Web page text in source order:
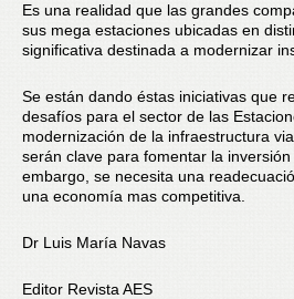
Es una realidad que las grandes
sus mega estaciones ubicadas en
significativa destinada a modernizar
Se están dando éstas iniciativas que
desafíos para el sector de las
modernización de la infraestructura
serán clave para fomentar la
embargo, se necesita una
una economía mas competitiva.
Dr Luis María Navas
Editor Revista AES